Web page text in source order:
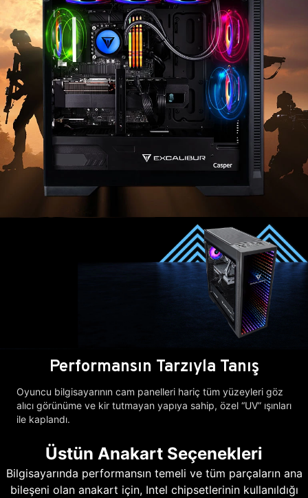
Performansın Tarzıyla Tanış
Oyuncu bilgisayarının cam panelleri hariç tüm yüzeyleri göz
alıcı görünüme ve kir tutmayan yapıya sahip, özel “UV” ışınları
ile kaplandı.
Üstün Anakart Seçenekleri
Bilgisayarında performansın temeli ve tüm parçaların ana
bileşeni olan anakart için, Intel chipsetlerinin kullanıldığı